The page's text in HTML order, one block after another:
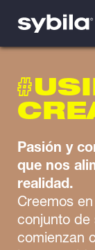
#
Pasión y
que nos
realidad.
Creemos
conjunto de
comienzan